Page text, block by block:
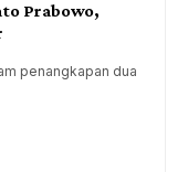
Prabowo,
penangkapan dua